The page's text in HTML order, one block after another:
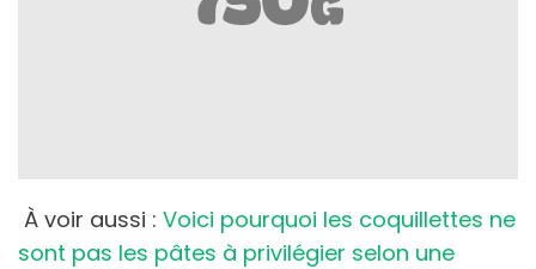
À voir aussi : Voici pourquoi les coquillettes ne
sont pas les pâtes à privilégier selon une